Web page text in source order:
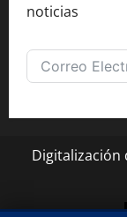
noticias
Digitalización